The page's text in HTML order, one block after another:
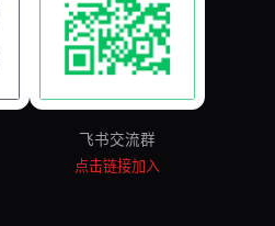
飞书交流群
点击链接加入